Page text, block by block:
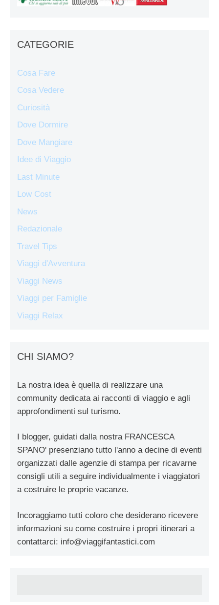
CATEGORIE
Cosa Fare
Cosa Vedere
Curiosità
Dove Dormire
Dove Mangiare
Idee di Viaggio
Last Minute
Low Cost
News
Redazionale
Travel Tips
Viaggi d'Avventura
Viaggi News
Viaggi per Famiglie
Viaggi Relax
CHI SIAMO?
La nostra idea è quella di realizzare una
community dedicata ai racconti di viaggio e agli
approfondimenti sul turismo.
I blogger, guidati dalla nostra FRANCESCA
SPANO' presenziano tutto l'anno a decine di eventi
organizzati dalle agenzie di stampa per ricavarne
consigli utili a seguire individualmente i viaggiatori
a costruire le proprie vacanze.
Incoraggiamo tutti coloro che desiderano ricevere
informazioni su come costruire i propri itinerari a
contattarci: info@viaggifantastici.com